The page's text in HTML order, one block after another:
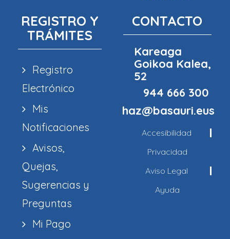
REGISTRO Y
TRÁMITES
Registro
Electrónico
Mis
Notificaciones
Avisos,
Quejas,
Sugerencias y
Preguntas
Mi Pago
CONTACTO
Kareaga
Goikoa Kalea,
52
944 666 300
haz@basauri.eus
Accesibilidad
Privacidad
Aviso Legal
Ayuda